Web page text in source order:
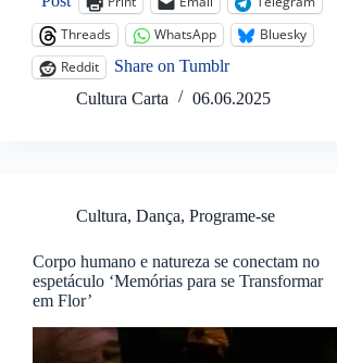
Threads
WhatsApp
Bluesky
Reddit
Share on Tumblr
Cultura Carta
06.06.2025
Cultura, Dança, Programe-se
Corpo humano e natureza se conectam no
espetáculo ‘Memórias para se Transformar
em Flor’